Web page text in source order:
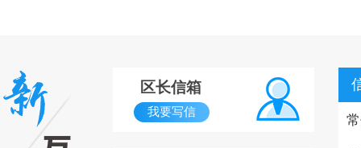
区长信箱
我要写信